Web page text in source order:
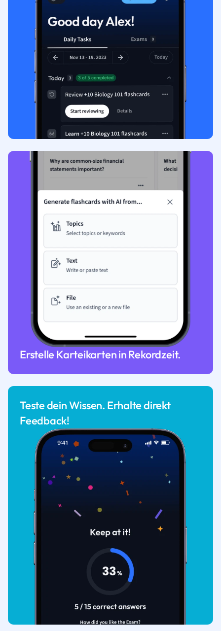
Erstelle Karteikarten in Rekordzeit.
Teste dein Wissen. Erhalte direkt
Feedback!